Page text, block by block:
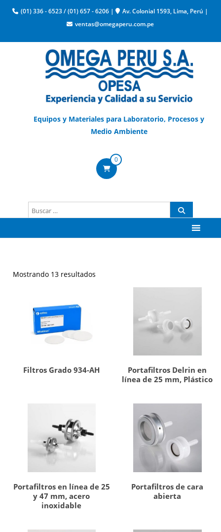
(01) 336 - 6523/(01) 657 - 6206 | Av. Colonial 1593, Lima, Perú |
ventas@omegaperu.com.pe
Equipos y Materiales para Laboratorio, Procesos y
Medio Ambiente
0
Mostrando 13 resultados
Filtros Grado 934-AH
Portafiltros Delrin en
línea de 25 mm, Plástico
Portafiltros en línea de 25
y 47 mm, acero
inoxidable
Portafiltros de cara
abierta